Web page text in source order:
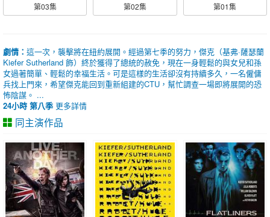
第03集 第02集 第01集
劇情： 這一次，襲擊將在紐約展開。經過第七季的努力，傑克（基弗·薩瑟蘭
Kiefer Sutherland 飾）終於獲得了總統的赦免，現在一身輕鬆的與女兒和孫
女過著簡單、輕鬆的幸福生活。可是這樣的生活卻沒有持續多久，一名僱傭
兵找上門來，希望傑克能回到重新組建的CTU，幫忙調查一場即將展開的恐
怖陰謀。 ...
24小時 第八季 更多詳情
同主演作品